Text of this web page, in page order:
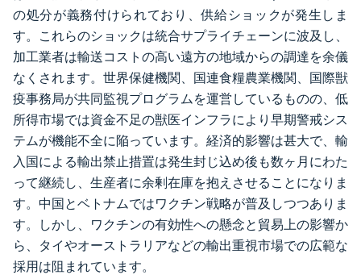
の処分が義務付けられており、供給ショックが発生しま
す。これらのショックは統合サプライチェーンに波及し、
加工業者は輸送コストの高い遠方の地域からの調達を余儀
なくされます。世界保健機関、国連食糧農業機関、国際獣
疫事務局が共同監視プログラムを運営しているものの、低
所得市場では資金不足の獣医インフラにより早期警戒シス
テムが機能不全に陥っています。経済的影響は甚大で、輸
入国による輸出禁止措置は発生封じ込め後も数ヶ月にわた
って継続し、生産者に余剰在庫を抱えさせることになりま
す。中国とベトナムではワクチン戦略が普及しつつありま
す。しかし、ワクチンの有効性への懸念と貿易上の影響か
ら、タイやオーストラリアなどの輸出重視市場での広範な
採用は阻まれています。